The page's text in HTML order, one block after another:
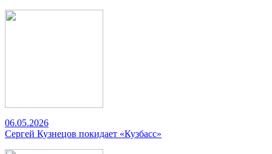
06.05.2026
Сергей Кузнецов покидает «Кузбасс»